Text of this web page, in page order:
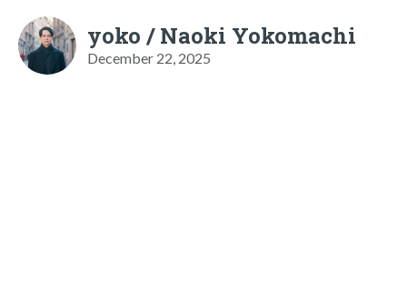
yoko / Naoki Yokomachi
December 22, 2025